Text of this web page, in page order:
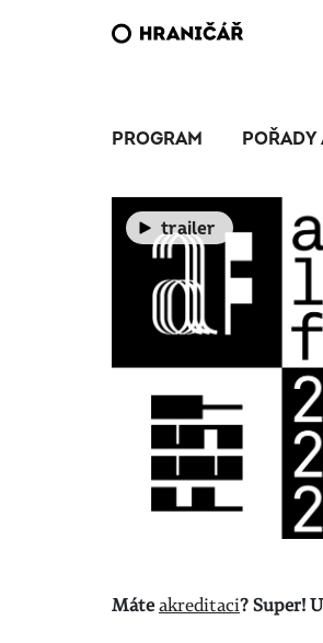
PROGRAM POŘADY
trailer
Máteakreditaci? Super!